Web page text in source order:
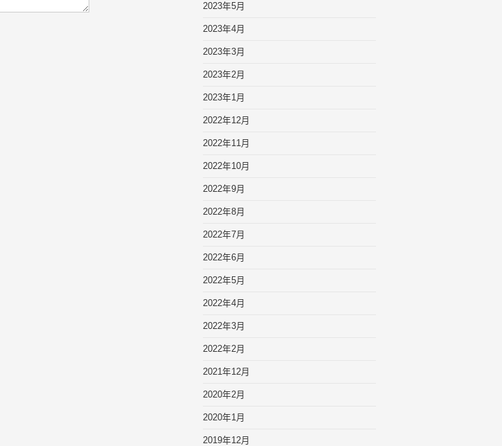
2023年5月
2023年4月
2023年3月
2023年2月
2023年1月
2022年12月
2022年11月
2022年10月
2022年9月
2022年8月
2022年7月
2022年6月
2022年5月
2022年4月
2022年3月
2022年2月
2021年12月
2020年2月
2020年1月
2019年12月